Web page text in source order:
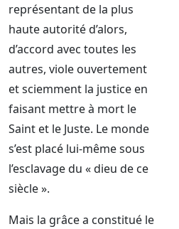
représentant de la plus
haute autorité d’alors,
d’accord avec toutes les
autres, viole ouvertement
et sciemment la justice en
faisant mettre à mort le
Saint et le Juste. Le monde
s’est placé lui-même sous
l’esclavage du « dieu de ce
siècle ».
Mais la grâce a constitué le